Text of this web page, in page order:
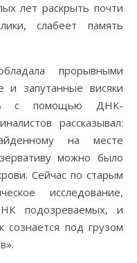
лет раскрыть почти
слабеет память
прорывными
и запутанные висяки
с помощью ДНК-
рассказывал:
на месте
можно было
Сейчас по старым
исследование,
подозреваемых, и
под грузом